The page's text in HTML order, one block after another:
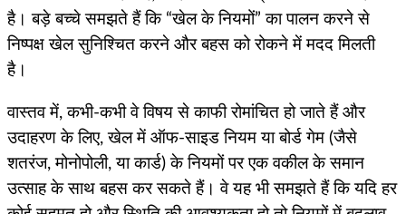
है। बड़े बच्चे समझते हैं कि “खेल के नियमों” का पालन करने से
निष्पक्ष खेल सुनिश्चित करने और बहस को रोकने में मदद मिलती
है।
वास्तव में, कभी-कभी वे विषय से काफी रोमांचित हो जाते हैं और
उदाहरण के लिए, खेल में ऑफ-साइड नियम या बोर्ड गेम (जैसे
शतरंज, मोनोपोली, या कार्ड) के नियमों पर एक वकील के समान
उत्साह के साथ बहस कर सकते हैं। वे यह भी समझते हैं कि यदि हर